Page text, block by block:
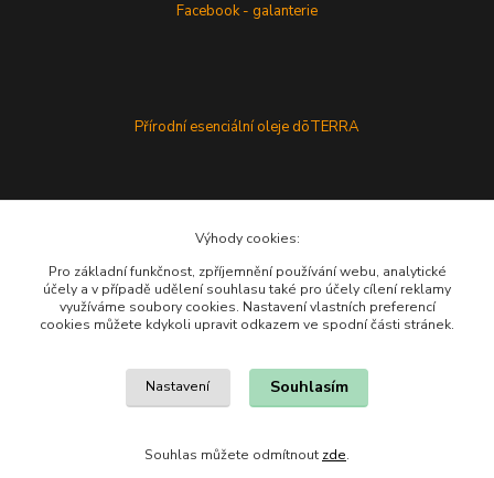
Facebook - galanterie
Přírodní esenciální oleje dōTERRA
Výhody cookies:
Pro základní funkčnost, zpříjemnění používání webu, analytické
účely a v případě udělení souhlasu také pro účely cílení reklamy
využíváme soubory cookies. Nastavení vlastních preferencí
cookies můžete kdykoli upravit odkazem ve spodní části stránek.
Nastavení Souhlasím
Souhlas můžete odmítnout zde.